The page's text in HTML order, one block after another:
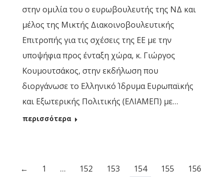
στην ομιλία του ο ευρωβουλευτής της ΝΔ και
μέλος της Μικτής Διακοινοβουλευτικής
Επιτροπής για τις σχέσεις της ΕΕ με την
υποψήφια προς ένταξη χώρα, κ. Γιώργος
Κουμουτσάκος, στην εκδήλωση που
διοργάνωσε το Ελληνικό Ίδρυμα Ευρωπαϊκής
και Εξωτερικής Πολιτικής (ΕΛΙΑΜΕΠ) με…
περισσότερα
← 1 … 152 153 154 155
156